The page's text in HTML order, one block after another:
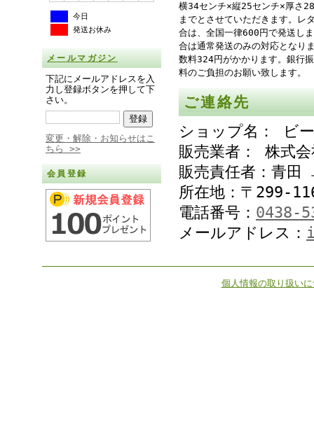
今日
発送お休み
メールマガジン
下記にメールアドレスを入
力し登録ボタンを押して下
さい。
変更・解除・お知らせはこ
ちら >>
会員登録
横34センチ×縦25センチ×厚さ
までとさせていただきます。レ
合は、全国一律600円で発送し
合は通常発送のみの対応となり
数料324円がかかります。銀行
料のご負担のお願い致します。
ご連絡先
ショップ名： ビ
販売業者： 株式
販売責任者：青田
所在地：〒299-
電話番号： 0438-
メールアドレス：
個人情報の取り扱い